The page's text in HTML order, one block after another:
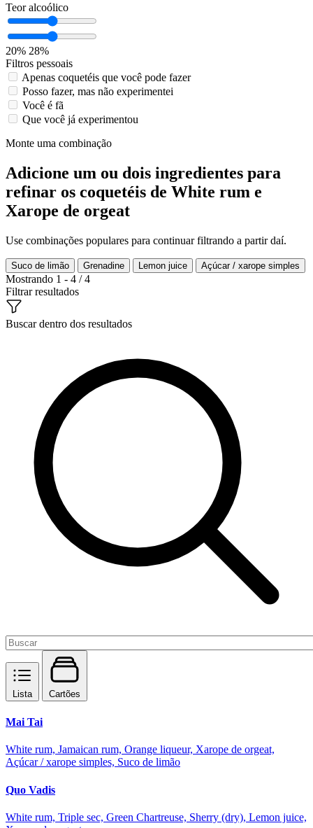
Teor alcoólico
20% 28%
Filtros pessoais
Apenas coquetéis que você pode fazer
Posso fazer, mas não experimentei
Você é fã
Que você já experimentou
Monte uma combinação
Adicione um ou dois ingredientes para
refinar os coquetéis de White rum e
Xarope de orgeat
Use combinações populares para continuar filtrando a partir daí.
Suco de limão Grenadine Lemon juice Açúcar / xarope simples
Mostrando 1 - 4 / 4
Filtrar resultados
Buscar dentro dos resultados
Lista Cartões
Mai Tai
White rum, Jamaican rum, Orange liqueur, Xarope de orgeat,
Açúcar / xarope simples, Suco de limão
Quo Vadis
White rum, Triple sec, Green Chartreuse, Sherry (dry), Lemon juice,